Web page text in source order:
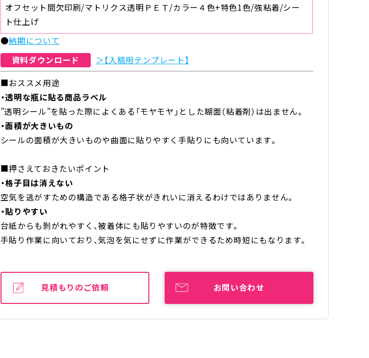
オフセット間欠印刷/マトリクス透明ＰＥＴ/カラー４色+特色1色/強粘着/シー
ト仕上げ
●納期について
資料ダウンロード
＞【入稿用テンプレート】
■おススメ用途
・透明な瓶に貼る商品ラベル
”透明シール”を貼った際によくある「モヤモヤ」とした糊面（粘着剤）は出ません。
・面積が大きいもの
シールの面積が大きいものや曲面に貼りやすく手貼りにも向いています。
■押さえておきたいポイント
・格子目は消えない
空気を逃がすための構造である格子状がきれいに消えるわけではありません。
・貼りやすい
台紙からも剝がれやすく、被着体にも貼りやすいのが特徴です。
手貼り作業に向いており、気泡を気にせずに作業ができるため時短にもなります。
見積もりのご依頼 お問い合わせ